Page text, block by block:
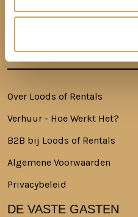
HANDIGE LINKS
Over Loods of Rentals
Verhuur - Hoe Werkt Het?
B2B bij Loods of Rentals
Algemene Voorwaarden
Privacybeleid
DE VASTE GASTEN